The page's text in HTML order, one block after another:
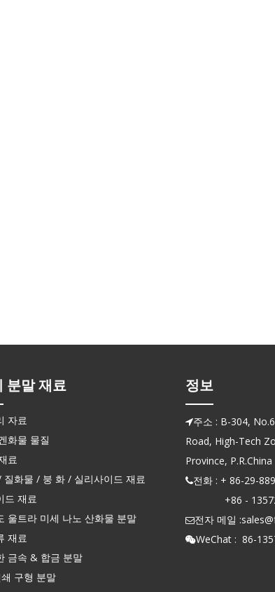
분말 재료
자료
화물 물질
료
질화물 / 붕 화 / 실리사이드 재료
드 재료
울트라 미세 나노 산화물 분말
재료
금속 & 합금 분말
구형 분말
정보
주소 : B-304,
Road, High-Tech
Province, P.R.China
전화 : + 86-29-
+86 -
전자 메일 :
WeChat : 86-